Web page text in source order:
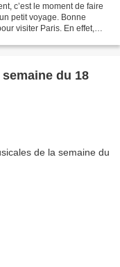
c’est le moment de faire
petit voyage. Bonne
visiter Paris. En effet,
du 18